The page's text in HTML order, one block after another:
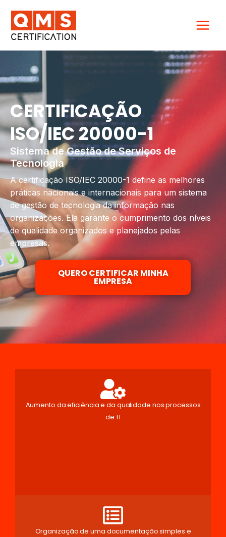
para
conteúdo
CERTIFICAÇÃO
ISO/IEC 20000-1
Sistema de Gestão de Serviços de
Tecnologia
A certificação ISO/IEC 20000-1 define as melhores
práticas nacionais e internacionais para um sistema
de gestão de tecnologia da informação nas
organizações. Ela garante o cumprimento dos níveis
de qualidade organizados e planejados pelas
empresas.
QUERO CERTIFICAR MINHA
EMPRESA
Aumento da eficiência e da qualidade nos processos
de TI
Organização de uma documentação simples e